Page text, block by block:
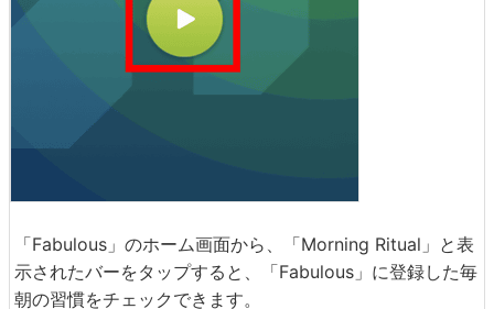
「Fabulous」のホーム画面から、「Morning Ritual」と表
示されたバーをタップすると、「Fabulous」に登録した毎
朝の習慣をチェックできます。